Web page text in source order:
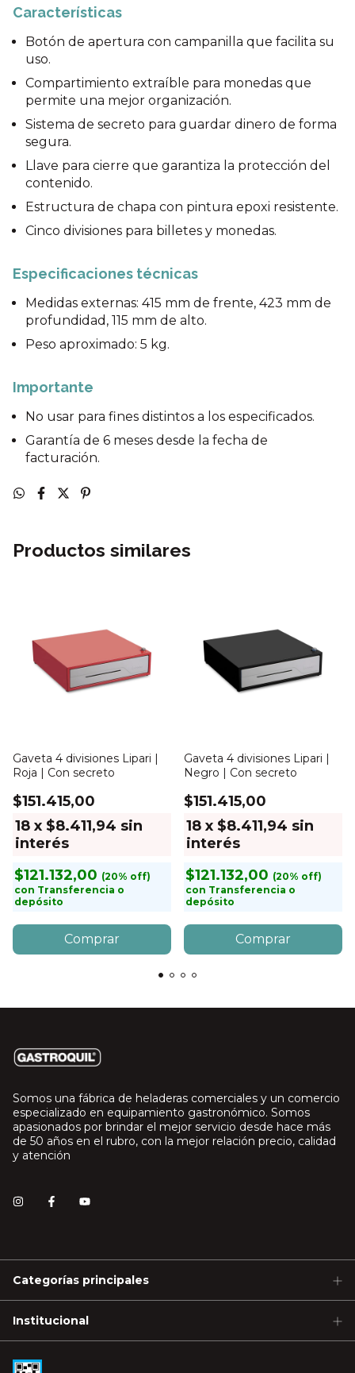
Características
Botón de apertura con campanilla que facilita su
uso.
Compartimiento extraíble para monedas que
permite una mejor organización.
Sistema de secreto para guardar dinero de forma
segura.
Llave para cierre que garantiza la protección del
contenido.
Estructura de chapa con pintura epoxi resistente.
Cinco divisiones para billetes y monedas.
Especificaciones técnicas
Medidas externas: 415 mm de frente, 423 mm de
profundidad, 115 mm de alto.
Peso aproximado: 5 kg.
Importante
No usar para fines distintos a los especificados.
Garantía de 6 meses desde la fecha de
facturación.
Productos similares
Gaveta 4 divisiones Lipari |
Roja | Con secreto
$151.415,00
18 x $8.411,94 sin
interés
$121.132,00
con Transferencia o
depósito
Gaveta 4 divisiones Lipari |
Negro | Con secreto
$151.415,00
18 x $8.411,94 sin
interés
$121.132,00
con Transferencia o
depósito
Somos una fábrica de heladeras comerciales y un comercio
especializado en equipamiento gastronómico. Somos
apasionados por brindar el mejor servicio desde hace más
de 50 años en el rubro, con la mejor relación precio, calidad
y atención
Categorías principales
Institucional